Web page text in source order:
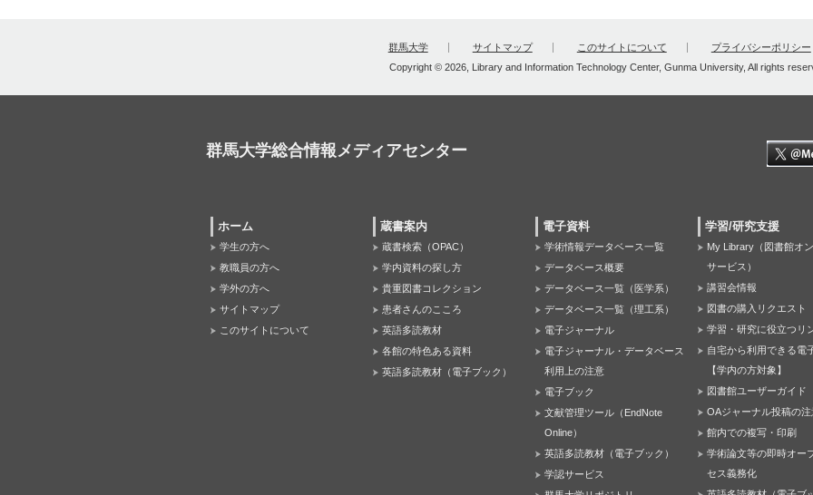
群馬大学 サイトマップ このサイトについて
プライバシーポリシー
Copyright © 2026, Library and Information Technology Center, Gunma University, All rights
群馬大学総合情報メディアセンター
ホーム
学生の方へ
教職員の方へ
学外の方へ
サイトマップ
このサイトについて
蔵書案内
蔵書検索（OPAC）
学内資料の探し方
貴重図書コレクション
患者さんのこころ
英語多読教材
各館の特色ある資料
英語多読教材（電子ブック）
電子資料
学術情報データベース一覧
データベース概要
データベース一覧（医学系）
データベース一覧（理工系）
電子ジャーナル
電子ジャーナル・データベース
利用上の注意
電子ブック
文献管理ツール（EndNote
Online）
英語多読教材（電子ブック）
学認サービス
学習/研究支援
My Library（図書館オ
サービス）
講習会情報
図書の購入リクエスト
学習・研究に役立つリ
自宅から利用できる電
【学内の方対象】
図書館ユーザーガイド
OAジャーナル投稿の注
館内での複写・印刷
学術論文等の即時オー
セス義務化